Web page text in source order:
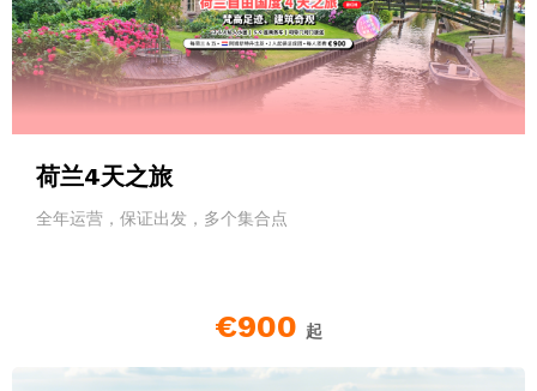
荷兰4天之旅
全年运营，保证出发，多个集合点
€900 起